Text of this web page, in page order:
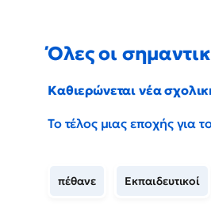
Όλες οι
Καθιερώνεται νέα
Το τέλος μιας εποχής για
πέθανε Εκπαιδευτικοί